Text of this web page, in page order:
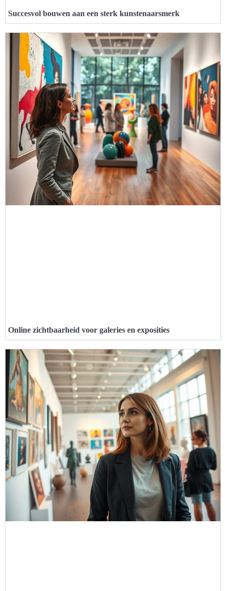
Succesvol bouwen aan een sterk kunstenaarsmerk
Online zichtbaarheid voor galeries en exposities